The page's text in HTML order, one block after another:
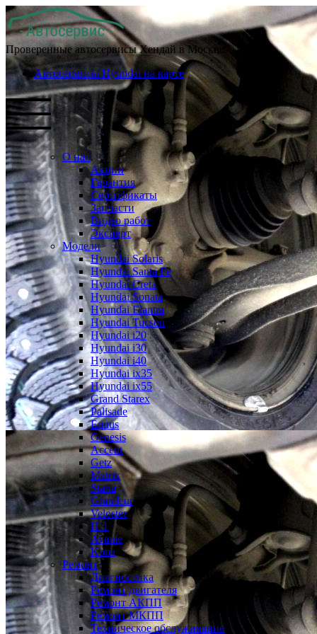
Проверенные автосервисы Хендай в Москве
Автосервисы Hyundai на карте
О нас
Акции
Гарантия
Сертификаты
Запчасти
Видео работ
Эксперт
Модели
Hyundai Solaris
Hyundai Santa Fe
Hyundai Creta
Hyundai Sonata
Hyundai Elantra
Hyundai Tucson
Hyundai i20
Hyundai i30
Hyundai i40
Hyundai ix35
Hyundai ix55
Grand Starex
Palisade
Equus
Genesis
Accent
Getz
Matrix
Staria
Grandeur
Veloster
H-1
Avante
Kona
Ремонт
Диагностика
Ремонт двигателя
Ремонт АКПП
Ремонт МКПП
Техническое обслуживание